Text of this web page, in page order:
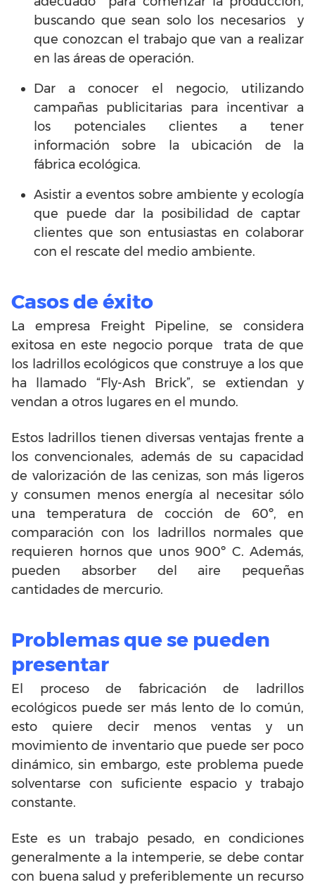
buscando que sean solo los necesarios y
que conozcan el trabajo que van a realizar
en las áreas de operación.
Dar a conocer el negocio, utilizando
campañas publicitarias para incentivar a
los potenciales clientes a tener
información sobre la ubicación de la
fábrica ecológica.
Asistir a eventos sobre ambiente y ecología
que puede dar la posibilidad de captar
clientes que son entusiastas en colaborar
con el rescate del medio ambiente.
Casos de éxito
La empresa Freight Pipeline, se considera
exitosa en este negocio porque trata de que
los ladrillos ecológicos que construye a los que
ha llamado “Fly-Ash Brick”, se extiendan y
vendan a otros lugares en el mundo.
Estos ladrillos tienen diversas ventajas frente a
los convencionales, además de su capacidad
de valorización de las cenizas, son más ligeros
y consumen menos energía al necesitar sólo
una temperatura de cocción de 60º, en
comparación con los ladrillos normales que
requieren hornos que unos 900º C. Además,
pueden absorber del aire pequeñas
cantidades de mercurio.
Problemas que se pueden
presentar
El proceso de fabricación de ladrillos
ecológicos puede ser más lento de lo común,
esto quiere decir menos ventas y un
movimiento de inventario que puede ser poco
dinámico, sin embargo, este problema puede
solventarse con suficiente espacio y trabajo
constante.
Este es un trabajo pesado, en condiciones
generalmente a la intemperie, se debe contar
con buena salud y preferiblemente un recurso